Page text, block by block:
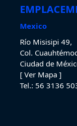
Mexico
Río Misisipi 49,
Col.
Ciudad de
[ Ver Mapa ]
Tel.: 56 3136